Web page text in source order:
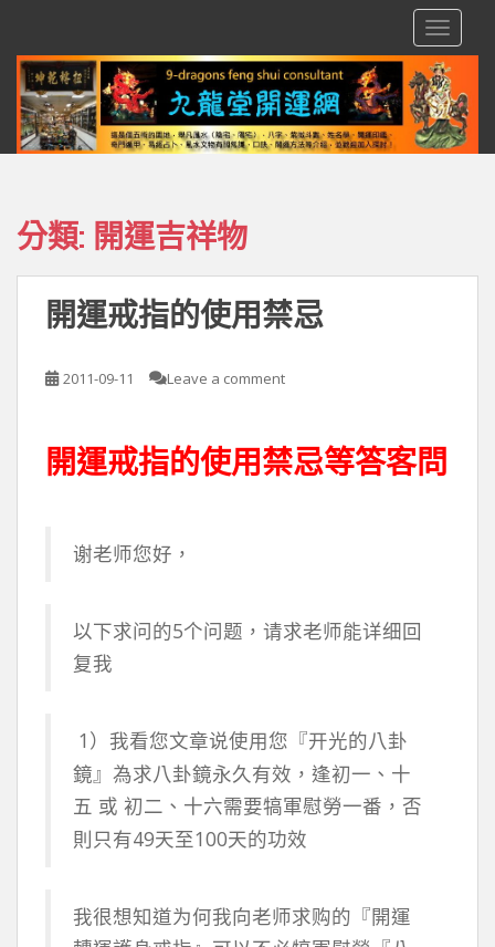
分類: 開運吉祥物
開運戒指的使用禁忌
2011-09-11 Leave a comment
開運戒指的使用禁忌等答客問
谢老师您好，
以下求问的5个问题，请求老师能详细回
复我
1）我看您文章说使用您『开光的八卦
鏡』為求八卦鏡永久有效，逢初一、十
五 或 初二、十六需要犒軍慰勞一番， 否
則只有49天至100天的功效
我很想知道为何我向老师求购的『開運